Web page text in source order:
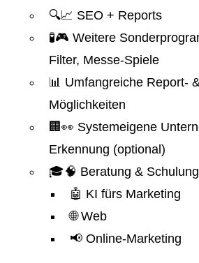
🔍📈 SEO + Reports
🧪🎮 Weitere
Filter, Messe-Spiele
📊 Umfangreiche Report-
Möglichkeiten
🏢👀 Systemeigene
Erkennung (optional)
🎓🧠 Beratung &
🤖 KI fürs Marketing
🌐 Web
📢 Online-Marketing